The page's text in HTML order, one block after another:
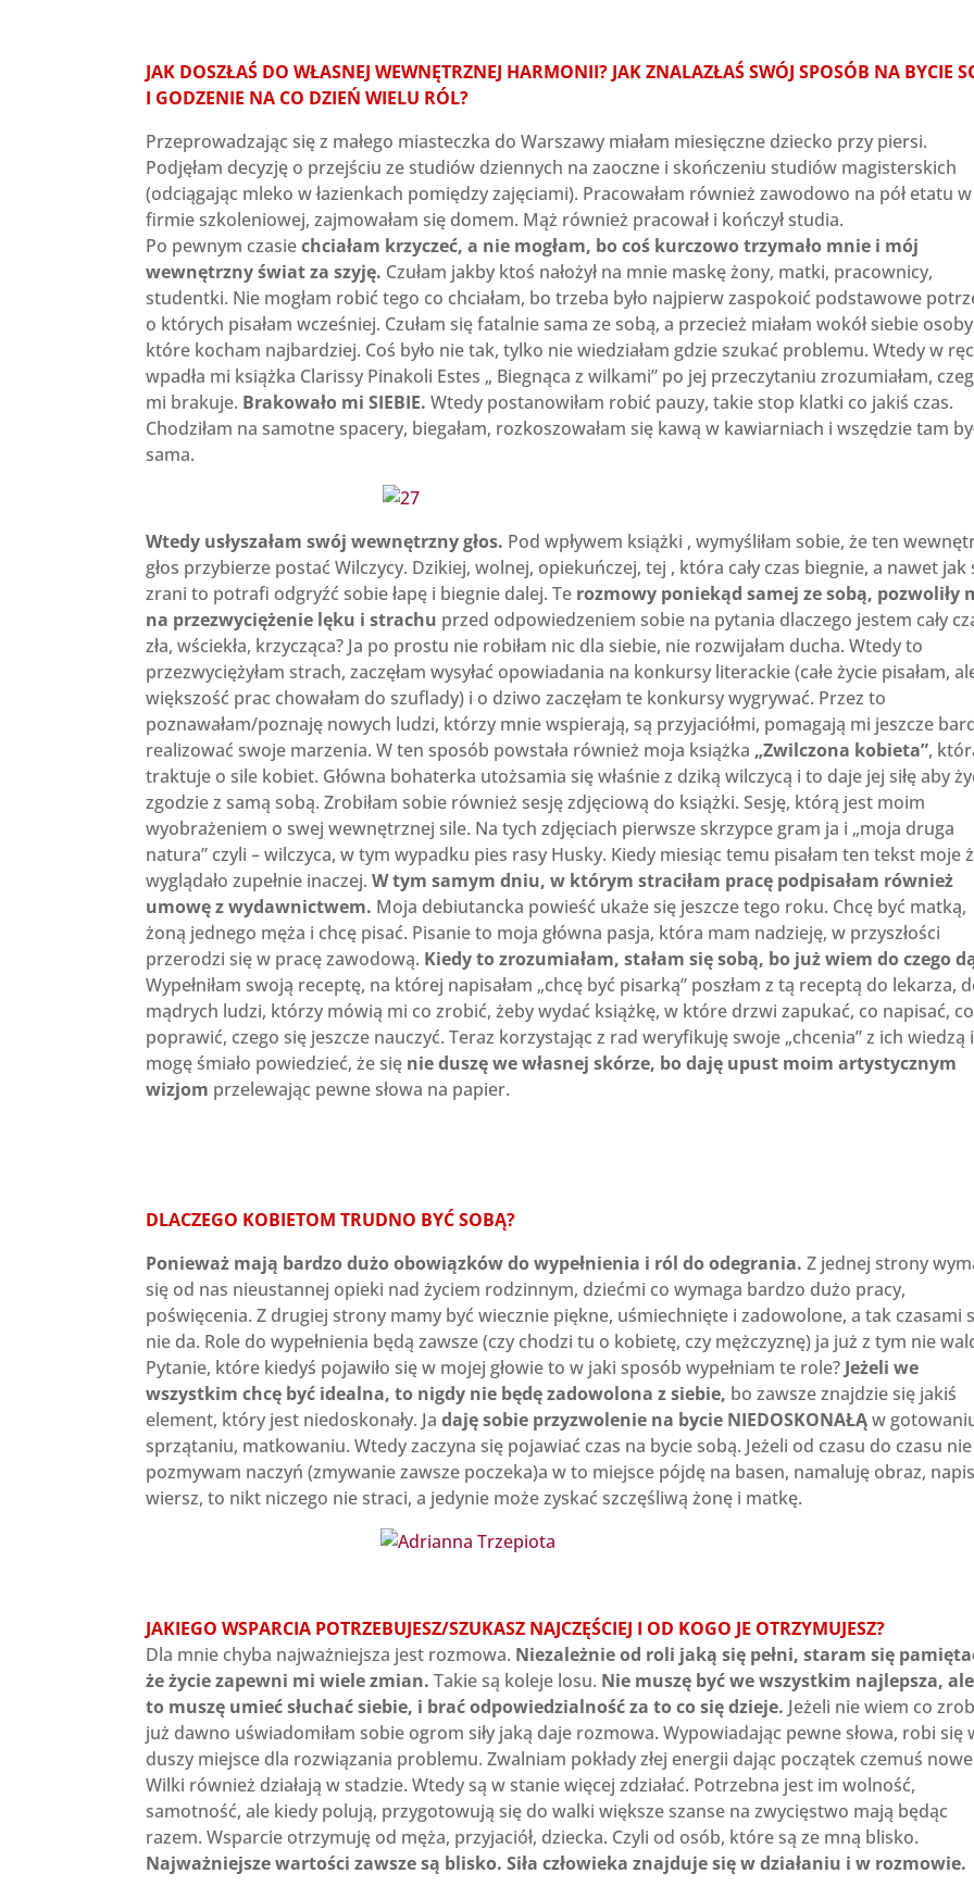
JAK DOSZŁAŚ DO WŁASNEJ WEWNĘTRZNEJ HARMONII? JAK ZNALAZŁAŚ SWÓJ SPOSÓB NA BYCIE
I GODZENIE NA CO DZIEŃ WIELU RÓL?
Przeprowadzając się z małego miasteczka do Warszawy miałam miesięczne dziecko przy piersi.
Podjęłam decyzję o przejściu ze studiów dziennych na zaoczne i skończeniu studiów magisterskich
(odciągając mleko w łazienkach pomiędzy zajęciami). Pracowałam również zawodowo na pół etatu w
firmie szkoleniowej, zajmowałam się domem. Mąż również pracował i kończył studia.
Po pewnym czasiechciałam krzyczeć, a nie mogłam, bo coś kurczowo trzymało mnie i mój
wewnętrzny świat za szyję. Czułam jakby ktoś nałożył na mnie maskę żony, matki, pracownicy,
studentki. Nie mogłam robić tego co chciałam, bo trzeba było najpierw zaspokoić podstawowe
o których pisałam wcześniej. Czułam się fatalnie sama ze sobą, a przecież miałam wokół siebie
które kocham najbardziej. Coś było nie tak, tylko nie wiedziałam gdzie szukać problemu. Wtedy w
wpadła mi książka Clarissy Pinakoli Estes „ Biegnąca z wilkami” po jej przeczytaniu zrozumiałam,
mi brakuje. Brakowało mi SIEBIE. Wtedy postanowiłam robić pauzy, takie stop klatki co jakiś czas.
Chodziłam na samotne spacery, biegałam, rozkoszowałam się kawą w kawiarniach i wszędzie tam
sama.
Wtedy usłyszałam swój wewnętrzny głos. Pod wpływem książki , wymyśliłam sobie, że ten
głos przybierze postać Wilczycy. Dzikiej, wolnej, opiekuńczej, tej , która cały czas biegnie, a nawet jak
zrani to potrafi odgryźć sobie łapę i biegnie dalej. Te rozmowy poniekąd samej ze sobą, pozwoliły
na przezwyciężenie lęku i strachu przed odpowiedzeniem sobie na pytania dlaczego jestem cały
zła, wściekła, krzycząca? Ja po prostu nie robiłam nic dla siebie, nie rozwijałam ducha. Wtedy to
przezwyciężyłam strach, zaczęłam wysyłać opowiadania na konkursy literackie (całe życie pisałam,
większość prac chowałam do szuflady) i o dziwo zaczęłam te konkursy wygrywać. Przez to
poznawałam/poznaję nowych ludzi, którzy mnie wspierają, są przyjaciółmi, pomagają mi jeszcze
realizować swoje marzenia. W ten sposób powstała również moja książka „Zwilczona kobieta”,
traktuje o sile kobiet. Główna bohaterka utożsamia się właśnie z dziką wilczycą i to daje jej siłę aby
zgodzie z samą sobą. Zrobiłam sobie również sesję zdjęciową do książki. Sesję, którą jest moim
wyobrażeniem o swej wewnętrznej sile. Na tych zdjęciach pierwsze skrzypce gram ja i „moja druga
natura” czyli – wilczyca, w tym wypadku pies rasy Husky. Kiedy miesiąc temu pisałam ten tekst moje
wyglądało zupełnie inaczej.W tym samym dniu, w którym straciłam pracę podpisałam również
umowę z wydawnictwem. Moja debiutancka powieść ukaże się jeszcze tego roku. Chcę być matką,
żoną jednego męża i chcę pisać. Pisanie to moja główna pasja, która mam nadzieję, w przyszłości
przerodzi się w pracę zawodową. Kiedy to zrozumiałam, stałam się sobą, bo już wiem do czego
Wypełniłam swoją receptę, na której napisałam „chcę być pisarką” poszłam z tą receptą do lekarza,
mądrych ludzi, którzy mówią mi co zrobić, żeby wydać książkę, w które drzwi zapukać, co napisać, co
poprawić, czego się jeszcze nauczyć. Teraz korzystając z rad weryfikuję swoje „chcenia” z ich wiedzą i
mogę śmiało powiedzieć, że się nie duszę we własnej skórze, bo daję upust moim artystycznym
wizjom przelewając pewne słowa na papier.
DLACZEGO KOBIETOM TRUDNO BYĆ SOBĄ?
Ponieważ mają bardzo dużo obowiązków do wypełnienia i ról do odegrania. Z jednej strony
się od nas nieustannej opieki nad życiem rodzinnym, dziećmi co wymaga bardzo dużo pracy,
poświęcenia. Z drugiej strony mamy być wiecznie piękne, uśmiechnięte i zadowolone, a tak czasami
nie da. Role do wypełnienia będą zawsze (czy chodzi tu o kobietę, czy mężczyznę) ja już z tym nie
Pytanie, które kiedyś pojawiło się w mojej głowie to w jaki sposób wypełniam te role? Jeżeli we
wszystkim chcę być idealna, to nigdy nie będę zadowolona z siebie, bo zawsze znajdzie się jakiś
element, który jest niedoskonały. Jadaję sobie przyzwolenie na bycie NIEDOSKONAŁĄw
sprzątaniu, matkowaniu. Wtedy zaczyna się pojawiać czas na bycie sobą. Jeżeli od czasu do czasu nie
pozmywam naczyń (zmywanie zawsze poczeka)a w to miejsce pójdę na basen, namaluję obraz,
wiersz, to nikt niczego nie straci, a jedynie może zyskać szczęśliwą żonę i matkę.
JAKIEGO WSPARCIA POTRZEBUJESZ/SZUKASZ NAJCZĘŚCIEJ I OD KOGO JE OTRZYMUJESZ?
Dla mnie chyba najważniejsza jest rozmowa. Niezależnie od roli jaką się pełni, staram się
że życie zapewni mi wiele zmian. Takie są koleje losu. Nie muszę być we wszystkim najlepsza,
to muszę umieć słuchać siebie, i brać odpowiedzialność za to co się dzieje. Jeżeli nie wiem co
już dawno uświadomiłam sobie ogrom siły jaką daje rozmowa. Wypowiadając pewne słowa, robi się
duszy miejsce dla rozwiązania problemu. Zwalniam pokłady złej energii dając początek czemuś
Wilki również działają w stadzie. Wtedy są w stanie więcej zdziałać. Potrzebna jest im wolność,
samotność, ale kiedy polują, przygotowują się do walki większe szanse na zwycięstwo mają będąc
razem. Wsparcie otrzymuję od męża, przyjaciół, dziecka. Czyli od osób, które są ze mną blisko.
Najważniejsze wartości zawsze są blisko. Siła człowieka znajduje się w działaniu i w rozmowie.